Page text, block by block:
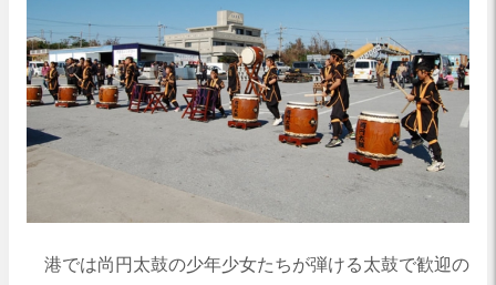
港では尚円太鼓の少年少女たちが弾ける太鼓で歓迎の